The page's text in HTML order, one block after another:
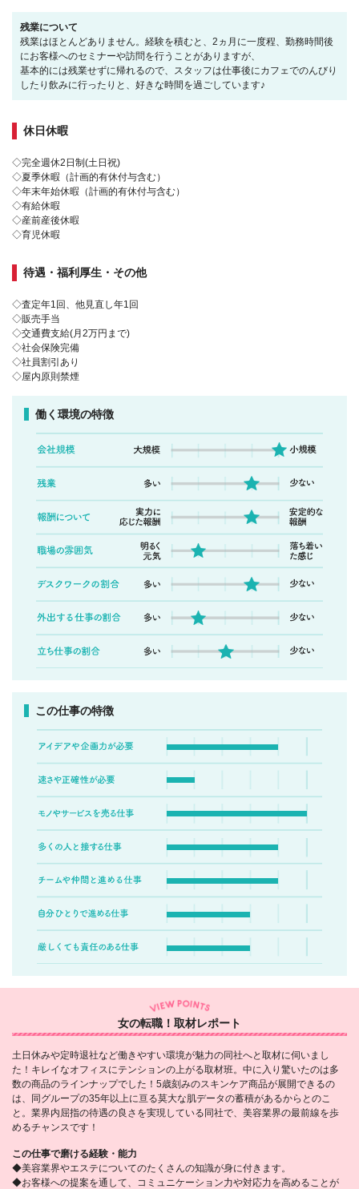
残業について
残業はほとんどありません。経験を積むと、2ヵ月に一度程、勤務時間後
にお客様へのセミナーや訪問を行うことがありますが、
基本的には残業せずに帰れるので、スタッフは仕事後にカフェでのんびり
したり飲みに行ったりと、好きな時間を過ごしています♪
休日休暇
◇完全週休2日制(土日祝)
◇夏季休暇（計画的有休付与含む）
◇年末年始休暇（計画的有休付与含む）
◇有給休暇
◇産前産後休暇
◇育児休暇
待遇・福利厚生・その他
◇査定年1回、他見直し年1回
◇販売手当
◇交通費支給(月2万円まで)
◇社会保険完備
◇社員割引あり
◇屋内原則禁煙
働く環境の特徴
この仕事の特徴
女の転職！取材レポート
土日休みや定時退社など働きやすい環境が魅力の同社へと取材に伺いまし
た！キレイなオフィスにテンションの上がる取材班。中に入り驚いたのは多
数の商品のラインナップでした！5歳刻みのスキンケア商品が展開できるの
は、同グループの35年以上に亘る莫大な肌データの蓄積があるからとのこ
と。業界内屈指の待遇の良さを実現している同社で、美容業界の最前線を歩
めるチャンスです！
この仕事で磨ける経験・能力
◆美容業界やエステについてのたくさんの知識が身に付きます。
◆お客様への提案を通して、コミュニケーション力や対応力を高めることが